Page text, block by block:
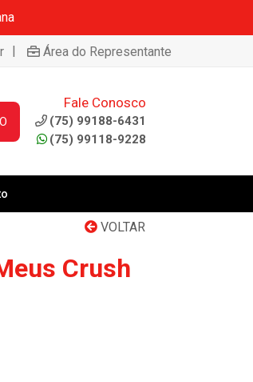
| Área do Representante
Fale Conosco
(75) 99188-6431
(75) 99118-9228
VOLTAR
Crush